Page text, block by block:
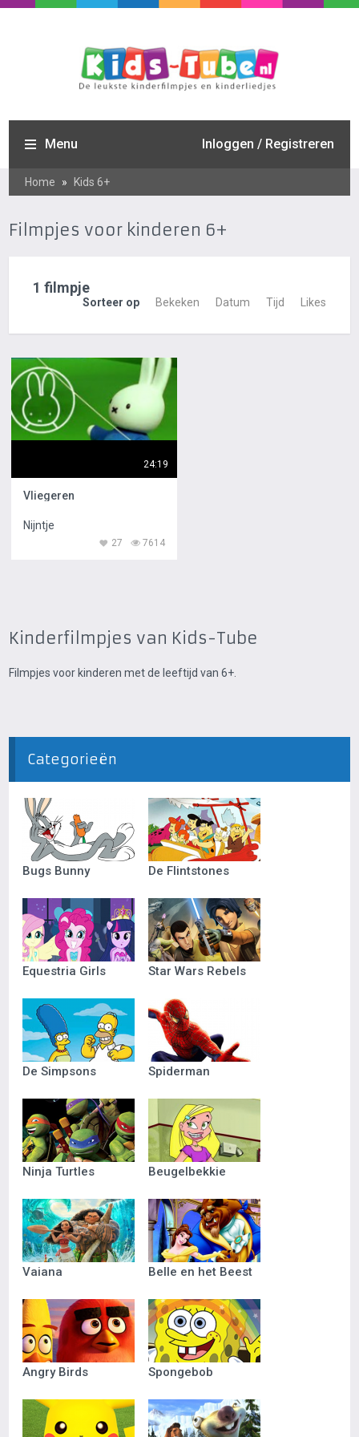
Menu Inloggen / Registreren
Home » Kids 6+
Filmpjes voor kinderen 6+
1 filmpje
Sorteer op Bekeken Datum Tijd Likes
24:19
Vliegeren
Nijntje
7614
27
Kinderfilmpjes van Kids-Tube
Filmpjes voor kinderen met de leeftijd van 6+.
Categorieën
Bugs Bunny De Flintstones
Equestria Girls Star Wars Rebels
De Simpsons Spiderman
Ninja Turtles Beugelbekkie
Vaiana Belle en het Beest
Angry Birds Spongebob